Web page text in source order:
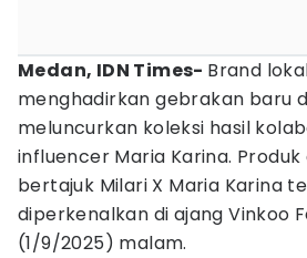
Medan, IDN Times- Brand
menghadirkan gebrakan baru
meluncurkan koleksi hasil
influencer Maria Karina. Produk
bertajuk Milari X Maria Karina
diperkenalkan di ajang Vinkoo
(1/9/2025) malam.